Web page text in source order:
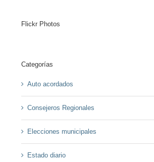
Flickr Photos
Categorías
Auto acordados
Consejeros Regionales
Elecciones municipales
Estado diario